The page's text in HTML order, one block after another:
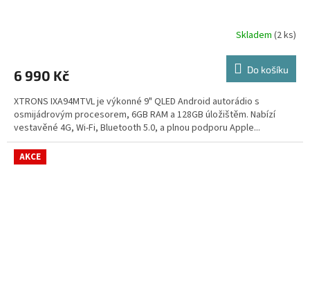
Skladem (2 ks)
6 990 Kč Do košíku
XTRONS IXA94MTVL je výkonné 9" QLED Android autorádio s
osmijádrovým procesorem, 6GB RAM a 128GB úložištěm. Nabízí
vestavěné 4G, Wi-Fi, Bluetooth 5.0, a plnou podporu Apple...
AKCE